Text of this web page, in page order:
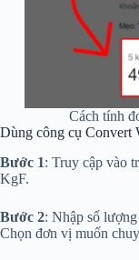
Cách tính
Dùng công cụ Convert
Bước 1: Truy cập vào
KgF.
Bước 2: Nhập số lượng
Chọn đơn vị muốn